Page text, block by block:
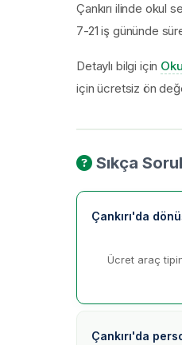
Çankırı ilinde okul
7-21 iş gününde
Detaylı bilgi için
için ücretsiz ön
Sıkça
Çankırı'da
Ücret araç
Çankırı'da